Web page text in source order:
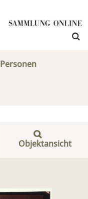
Personen
Objektansicht